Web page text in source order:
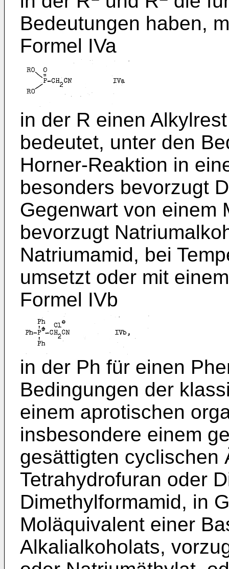
Bedeutungen haben,
Formel IVa
in der R einen
bedeutet, unter den
Horner-Reaktion in
besonders bevorzugt
Gegenwart von einem
bevorzugt
Natriumamid, bei
umsetzt oder mit
Formel IVb
in der Ph für einen
Bedingungen der
einem aprotischen
insbesondere einem
gesättigten cyclischen
Tetrahydrofuran oder
Dimethylformamid, in
Moläquivalent einer
Alkalialkoholats,